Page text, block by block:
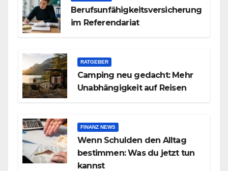
Berufsunfähigkeitsversicherung
im Referendariat
RATGEBER
Camping neu gedacht: Mehr
Unabhängigkeit auf Reisen
FINANZ NEWS
Wenn Schulden den Alltag
bestimmen: Was du jetzt tun
kannst